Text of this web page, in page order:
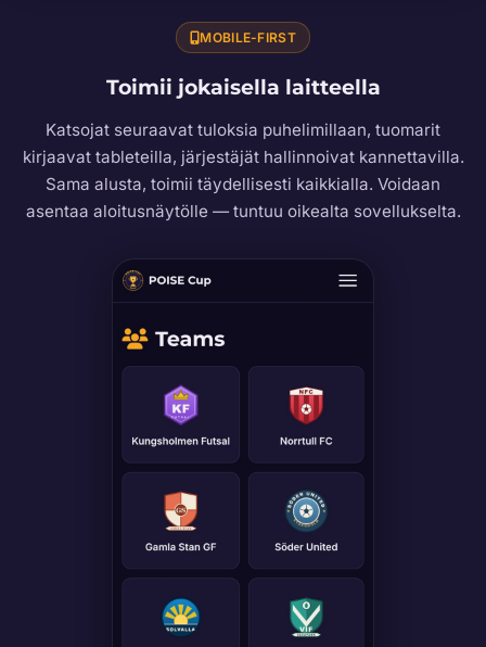
MOBILE-FIRST
Toimii jokaisella laitteella
Katsojat seuraavat tuloksia puhelimillaan, tuomarit
kirjaavat tableteilla, järjestäjät hallinnoivat kannettavilla.
Sama alusta, toimii täydellisesti kaikkialla. Voidaan
asentaa aloitusnäytölle — tuntuu oikealta sovellukselta.